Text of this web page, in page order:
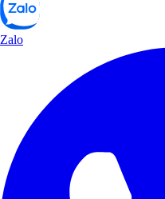
Zalo